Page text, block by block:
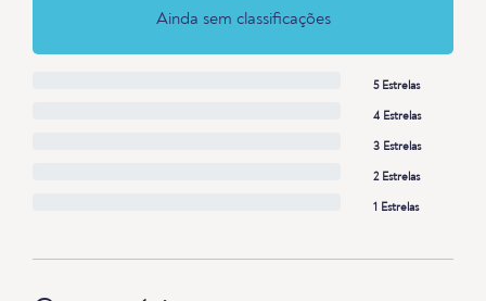
Ainda sem classificações
5 Estrelas
4 Estrelas
3 Estrelas
2 Estrelas
1 Estrelas